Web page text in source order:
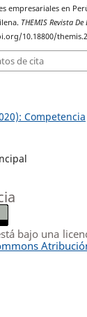
empresariales en
THEMIS Revista De
10.18800/
de cita
Competencia
bajo una